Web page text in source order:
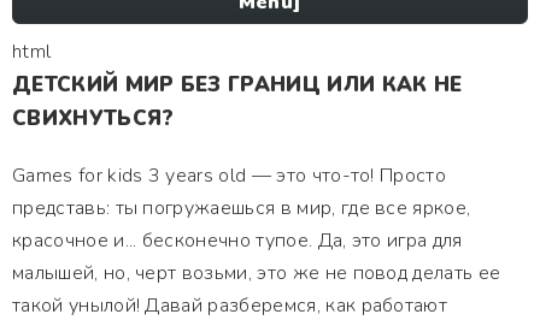
html
ДЕТСКИЙ МИР БЕЗ ГРАНИЦ ИЛИ КАК НЕ
СВИХНУТЬСЯ?
Games for kids 3 years old — это что-то! Просто
представь: ты погружаешься в мир, где все яркое,
красочное и... бесконечно тупое. Да, это игра для
малышей, но, черт возьми, это же не повод делать ее
такой унылой! Давай разберемся, как работают